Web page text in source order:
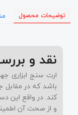
توضیحات محصول
نقد و
ارت سنج ابزاری
باشد که در
کند. در واقع این
و از صحت آن